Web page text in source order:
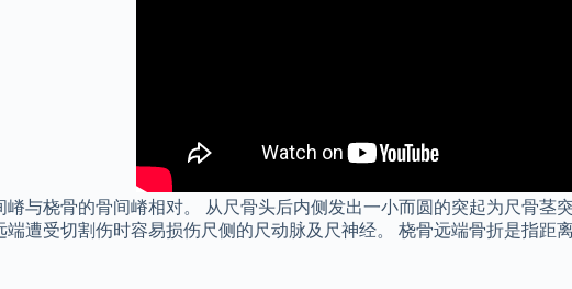
与桡骨的骨间嵴相对。 从尺骨头后内侧发出一小而圆的突起为尺骨茎
遭受切割伤时容易损伤尺侧的尺动脉及尺神经。 桡骨远端骨折是指